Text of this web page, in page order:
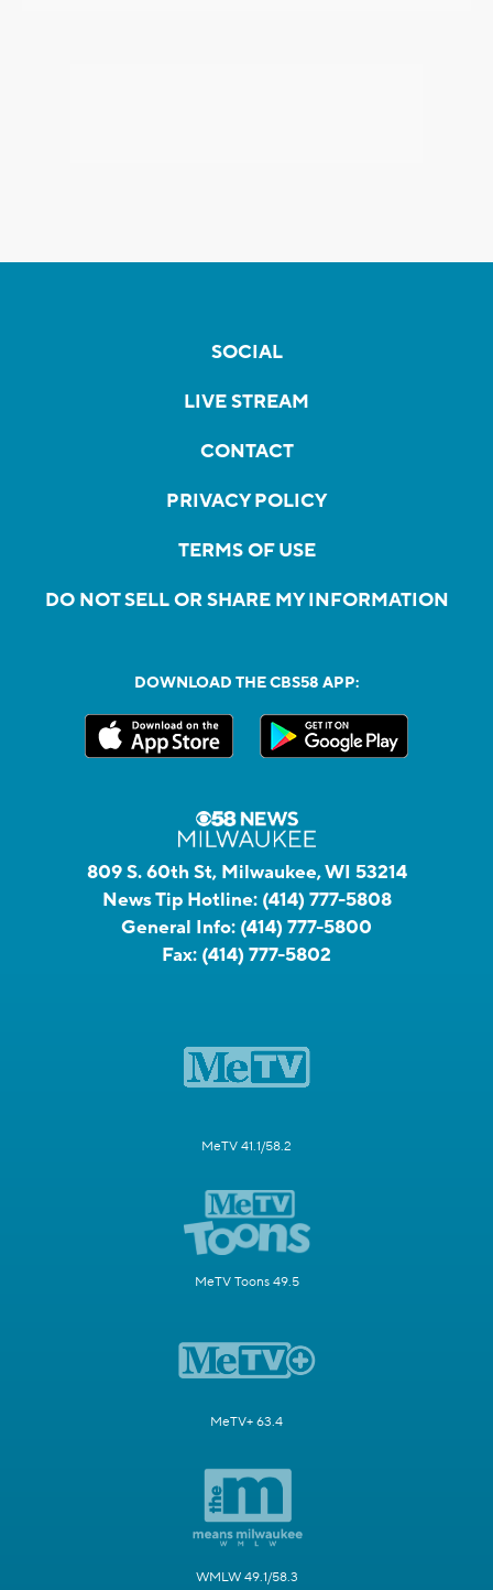
SOCIAL
LIVE STREAM
CONTACT
PRIVACY POLICY
TERMS OF USE
DO NOT SELL OR SHARE MY INFORMATION
DOWNLOAD THE CBS58 APP:
809 S. 60th St, Milwaukee, WI 53214
News Tip Hotline: (414) 777-5808
General Info: (414) 777-5800
Fax: (414) 777-5802
MeTV 41.1/58.2
MeTV Toons 49.5
MeTV+ 63.4
WMLW 49.1/58.3